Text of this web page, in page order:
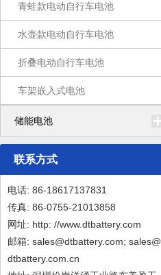
青蛙款电动自行车电池
水壶款电动自行车电池
折叠电动自行车电池
车架嵌入式电池
储能电池
联系方式
电话: 86-18617137831
传真: 86-0755-21013858
网址: http: //www.dtbattery.com
邮箱: sales@dtbattery.com; sales@
dtbattery.com.cn